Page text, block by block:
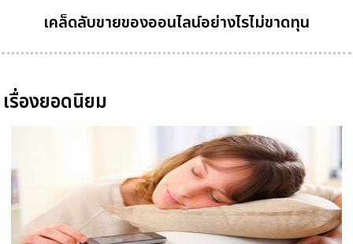
เคล็ดลับขายของออนไลน์อย่างไรไม่ขาดทุน
เรื่องยอดนิยม